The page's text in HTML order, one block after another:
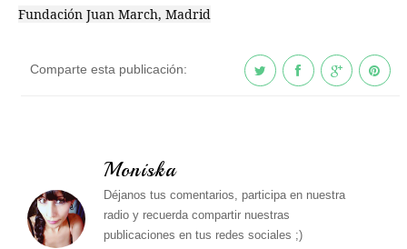
Fundación Juan March, Madrid
Comparte esta publicación:
Moniska
Déjanos tus comentarios, participa en nuestra
radio y recuerda compartir nuestras
publicaciones en tus redes sociales ;)